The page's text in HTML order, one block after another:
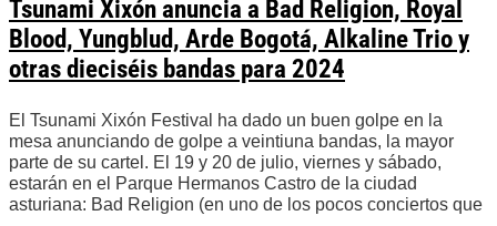
Tsunami Xixón anuncia a Bad Religion, Royal
Blood, Yungblud, Arde Bogotá, Alkaline Trio y
otras dieciséis bandas para 2024
El Tsunami Xixón Festival ha dado un buen golpe en la
mesa anunciando de golpe a veintiuna bandas, la mayor
parte de su cartel. El 19 y 20 de julio, viernes y sábado,
estarán en el Parque Hermanos Castro de la ciudad
asturiana: Bad Religion (en uno de los pocos conciertos que